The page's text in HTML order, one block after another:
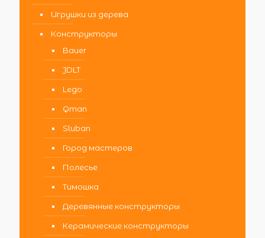
Игрушки из дерева
Конструкторы
Bauer
JDLT
Lego
Qman
Sluban
Город мастеров
Полесье
Тимошка
Деревянные конструкторы
Керамические конструкторы